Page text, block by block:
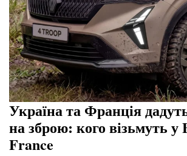
Україна та Франція
на зброю: кого візьмуть у
France